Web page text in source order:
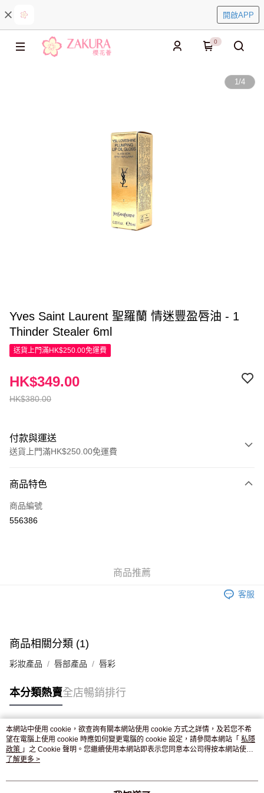
開啟APP
0
1/4
Yves Saint Laurent 聖羅蘭 情迷豐盈唇油 - 1
Thinder Stealer 6ml
送貨上門滿HK$250.00免運費
HK$380.00
HK$349.00
付款與運送
送貨上門滿HK$250.00免運費
信用卡
Apple Pay
付款後門市自取，訂單確認後2-4個工作天到店，7天內取。逾期後
商品特色
商品編號
556386
商品推薦
客服
商品相關分類 (1)
彩妝產品 唇部產品 唇彩
本分類熱賣全店暢銷排行
熱門標籤
熱銷排行
本網站中使用 cookie，欲查詢有關本網站使用 cookie 方式之詳情，及若您不希
望在電腦上使用 cookie 時應如何變更電腦的 cookie 設定，請參閱本網站「 私隱
政策 」之 Cookie 聲明。您繼續使用本網站即表示您同意本公司得按本網站使用
條款之 Cookie 聲明使用 cookie。
了解更多 >